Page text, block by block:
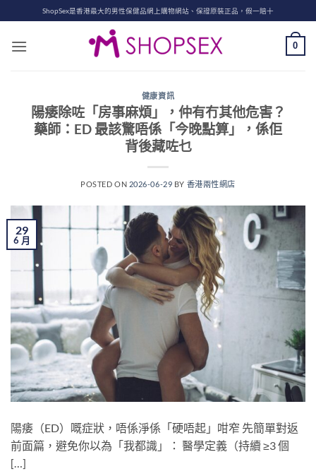
to
content
ShopSex是香港最大的男性保健品網上購物網站、保證原裝正品，假一賠十
0
健康資訊
陽痿除咗「房事麻煩」，仲有冇其他危害？
藥師：ED 最該驚唔係「今晚點算」，係佢
背後藏咗乜
POSTED ON 2026-06-29 BY 香港兩性網店
29
6 月
陽痿（ED）嘅症狀，唔係淨係「硬唔起」咁窄 先簡單對返
前面篇，避免你以為「我都識」： 醫學定義（持續 ≥3 個
[…]